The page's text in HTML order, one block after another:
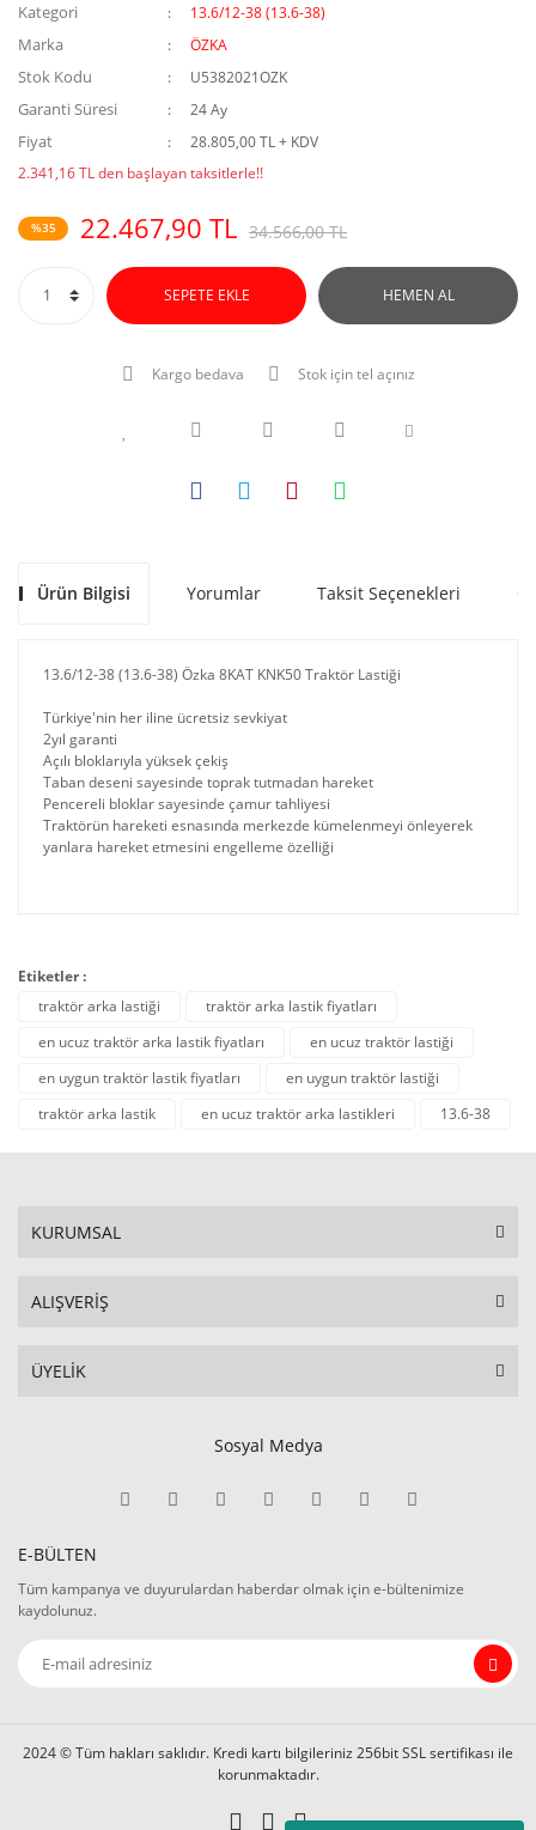
Kategori 13.6/12-38 (13.6-38)
Marka ÖZKA
Stok Kodu U5382021OZK
Garanti Süresi 24 Ay
Fiyat
28.805,00 TL + KDV
2.341,16 TL den başlayan taksitlerle!!
%35 22.467,90 TL 34.566,00 TL
SEPETE EKLE HEMEN AL
Kargo bedava Stok için tel açınız
Ürün Bilgisi Yorumlar Taksit Seçenekleri
13.6/12-38 (13.6-38) Özka 8KAT KNK50 Traktör Lastiği
Türkiye'nin her iline ücretsiz sevkiyat
2yıl garanti
Açılı bloklarıyla yüksek çekiş
Taban deseni sayesinde toprak tutmadan hareket
Pencereli bloklar sayesinde çamur tahliyesi
Traktörün hareketi esnasında merkezde kümelenmeyi önleyerek
yanlara hareket etmesini engelleme özelliği
Etiketler :
traktör arka lastiği
traktör arka lastik fiyatları
en ucuz traktör arka lastik fiyatları
en ucuz traktör lastiği
en uygun traktör lastik fiyatları
en uygun traktör lastiği
traktör arka lastik
en ucuz traktör arka lastikleri 13.6-38
KURUMSAL
ALIŞVERİŞ
ÜYELİK
Sosyal Medya
E-BÜLTEN
Tüm kampanya ve duyurulardan haberdar olmak için e-bültenimize
kaydolunuz.
2024 © Tüm hakları saklıdır. Kredi kartı bilgileriniz 256bit SSL sertifikası ile
korunmaktadır.